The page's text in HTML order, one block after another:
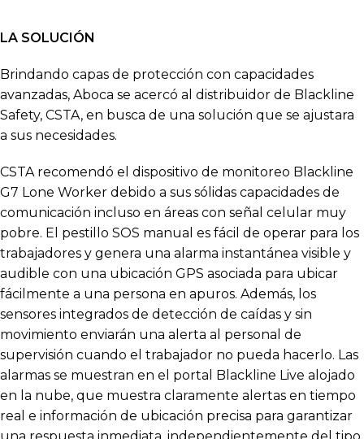
LA SOLUCIÓN
Brindando capas de protección con capacidades
avanzadas, Aboca se acercó al distribuidor de Blackline
Safety, CSTA, en busca de una solución que se ajustara
a sus necesidades.
CSTA recomendó el dispositivo de monitoreo Blackline
G7 Lone Worker debido a sus sólidas capacidades de
comunicación incluso en áreas con señal celular muy
pobre. El pestillo SOS manual es fácil de operar para los
trabajadores y genera una alarma instantánea visible y
audible con una ubicación GPS asociada para ubicar
fácilmente a una persona en apuros. Además, los
sensores integrados de detección de caídas y sin
movimiento enviarán una alerta al personal de
supervisión cuando el trabajador no pueda hacerlo. Las
alarmas se muestran en el portal Blackline Live alojado
en la nube, que muestra claramente alertas en tiempo
real e información de ubicación precisa para garantizar